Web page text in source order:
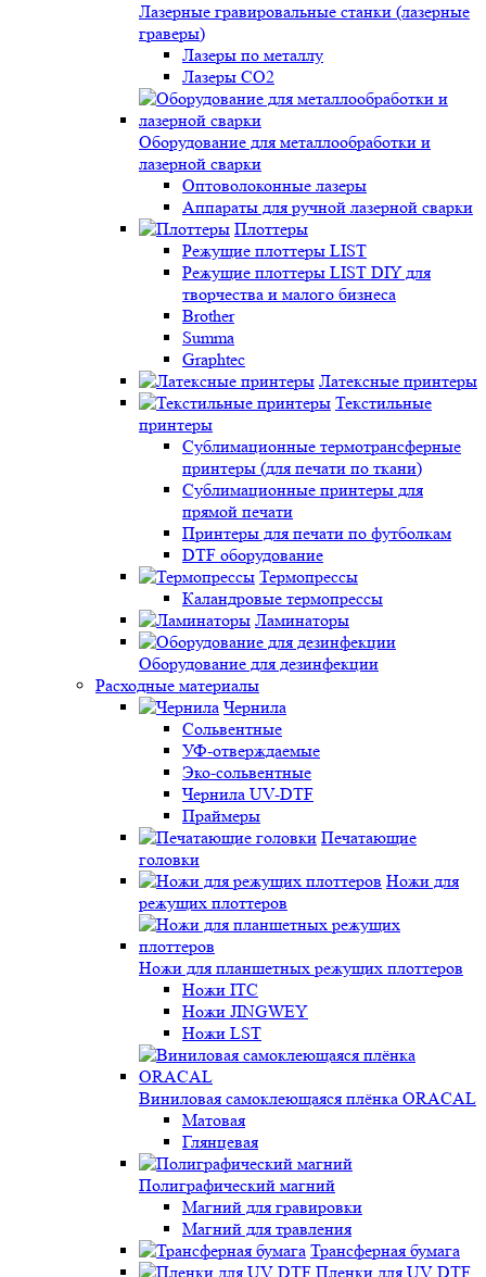
Лазерные гравировальные станки (лазерные
граверы)
Лазеры по металлу
Лазеры CO2
Оборудование для металлообработки и
лазерной сварки
Оптоволоконные лазеры
Аппараты для ручной лазерной сварки
Плоттеры
Режущие плоттеры LIST
Режущие плоттеры LIST DIY для
творчества и малого бизнеса
Brother
Summa
Graphtec
Латексные принтеры
Текстильные
принтеры
Сублимационные термотрансферные
принтеры (для печати по ткани)
Сублимационные принтеры для
прямой печати
Принтеры для печати по футболкам
DTF оборудование
Термопрессы
Каландровые термопрессы
Ламинаторы
Оборудование для дезинфекции
Расходные материалы
Чернила
Сольвентные
УФ-отверждаемые
Эко-сольвентные
Чернила UV-DTF
Праймеры
Печатающие
головки
Ножи для
режущих плоттеров
Ножи для планшетных режущих плоттеров
Ножи ITC
Ножи JINGWEY
Ножи LST
Виниловая самоклеющаяся плёнка ORACAL
Матовая
Глянцевая
Полиграфический магний
Магний для гравировки
Магний для травления
Трансферная бумага
Пленки для UV DTF